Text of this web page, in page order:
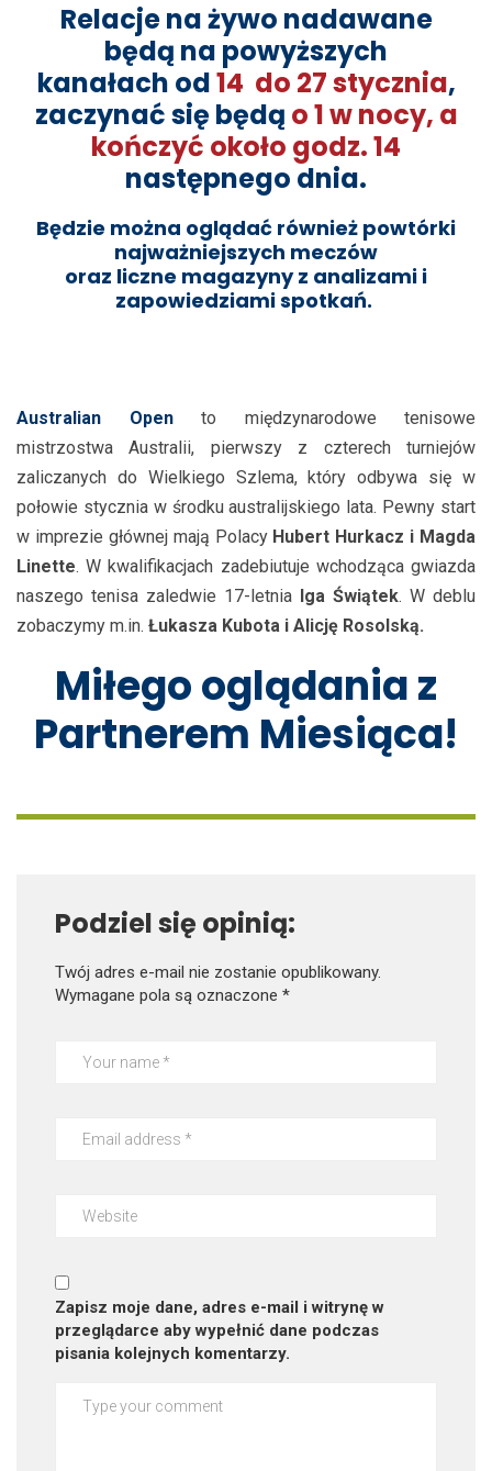
Relacje na żywo nadawane
będą na powyższych
kanałach od14 do 27 stycznia,
zaczynać się będą o1 w nocy, a
kończyć około godz. 14
następnego dnia.
Będzie można oglądać również powtórki
najważniejszych meczów
oraz liczne magazyny z analizami i
zapowiedziami spotkań.
Australian Opento międzynarodowe tenisowe
mistrzostwa Australii, pierwszy z czterech turniejów
zaliczanych do Wielkiego Szlema, który odbywa się w
połowie stycznia w środku australijskiego lata. Pewny start
w imprezie głównej mają Polacy Hubert Hurkacz i Magda
Linette. W kwalifikacjach zadebiutuje wchodząca gwiazda
naszego tenisa zaledwie 17-letnia
Iga Świątek. W deblu
zobaczymy m.in. Łukasza Kubota i Alicję Rosolską.
Miłego oglądania z
Partnerem Miesiąca!
Podziel się opinią:
Twój adres e-mail nie zostanie opublikowany.
Wymagane pola są oznaczone *
Zapisz moje dane, adres e-mail i witrynę w
przeglądarce aby wypełnić dane podczas
pisania kolejnych komentarzy.